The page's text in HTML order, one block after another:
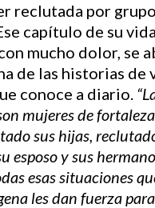
reclutada por
capítulo de su
mucho dolor, se
de las historias de
conoce a diario.
mujeres de
sus hijas,
esposo y sus
esas situaciones
les dan fuerza